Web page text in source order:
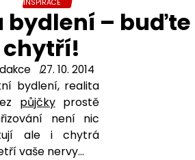
INSPIRACE
bydlení – buďte
chytří!
27. 10. 2014
bydlení, realita
půjčkyprostě
není nic
ale i chytrá
vaše nervy…